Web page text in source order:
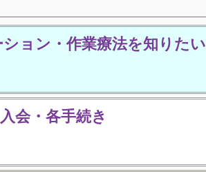
ョン・作業療法を知りたい
会・各手続き